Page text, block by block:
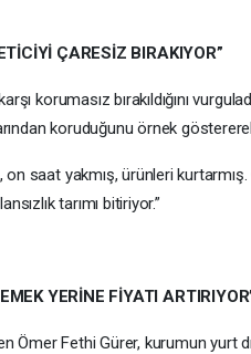
ÇARESİZ BIRAKIYOR”
korumasız bırakıldığını
koruduğunu örnek
saat yakmış, ürünleri
tarımı bitiriyor.”
YERİNE FİYATI
Ömer Fethi Gürer, kurumun yurt